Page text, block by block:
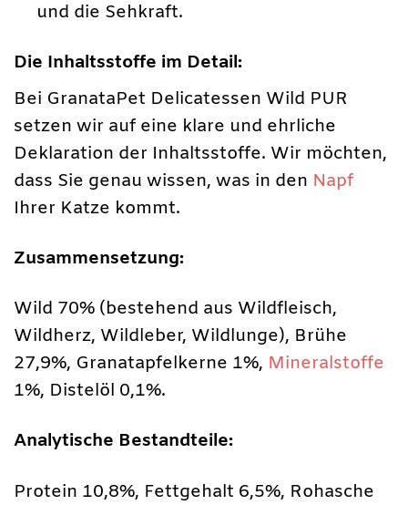
und die Sehkraft.
Die Inhaltsstoffe im Detail:
Bei GranataPet Delicatessen Wild PUR
setzen wir auf eine klare und ehrliche
Deklaration der Inhaltsstoffe. Wir möchten,
dass Sie genau wissen, was in den Napf
Ihrer Katze kommt.
Zusammensetzung:
Wild 70% (bestehend aus Wildfleisch,
Wildherz, Wildleber, Wildlunge), Brühe
27,9%, Granatapfelkerne 1%, Mineralstoffe
1%, Distelöl 0,1%.
Analytische Bestandteile:
Protein 10,8%, Fettgehalt 6,5%, Rohasche